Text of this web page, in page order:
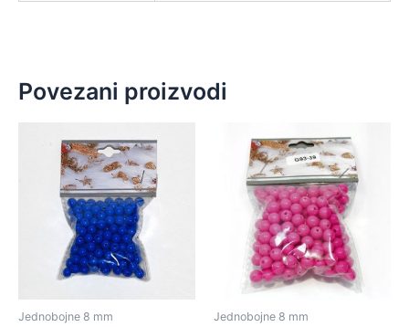
Povezani proizvodi
Jednobojne 8 mm Jednobojne 8 mm